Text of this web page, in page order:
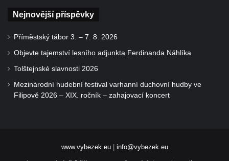
Nejnovější příspěvky
Příměstský tábor 3. – 7. 8. 2026
Objevte tajemství lesního adjunkta Ferdinanda Náhlíka
Tolštejnské slavnosti 2026
Mezinárodní hudební festival varhanní duchovní hudby ve
Filipově 2026 – XIX. ročník – zahajovací koncert
www.vybezek.eu| info@vybezek.eu